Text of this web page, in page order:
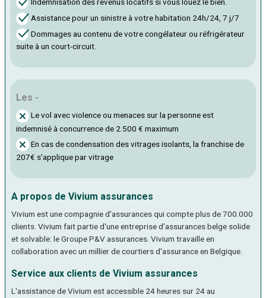
Assistance pour un sinistre à votre habitation 24h/24, 7 j/7
Dommages au contenu de votre congélateur ou réfrigérateur
suite à un court-circuit.
Les -
Le vol avec violence ou menaces sur la personne est
indemnisé à concurrence de 2.500 € maximum
En cas de condensation des vitrages isolants, la franchise de
207€ s’applique par vitrage
A propos de Vivium assurances
Vivium est une compagnie d'assurances qui compte plus de 700.000
clients. Vivium fait partie d'une entreprise d'assurances belge solide
et solvable: le Groupe P&V assurances. Vivium travaille en
collaboration avec un millier de courtiers d'assurance en Belgique.
Service aux clients de Vivium assurances
L'assistance de Vivium est accessible 24 heures sur 24 au